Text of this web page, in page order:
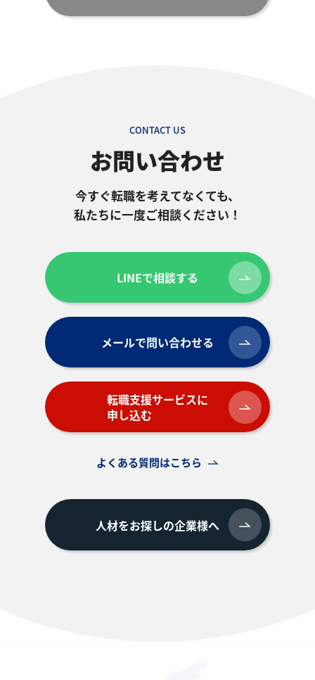
CONTACT US
お問い合わせ
今すぐ転職を考えてなくても、
私たちに一度ご相談ください！
LINEで相談する
メールで問い合わせる
転職支援サービスに
申し込む
よくある質問はこちら
人材をお探しの企業様へ